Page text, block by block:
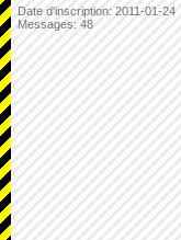
Date d'inscription: 2011-01-24
Messages: 48